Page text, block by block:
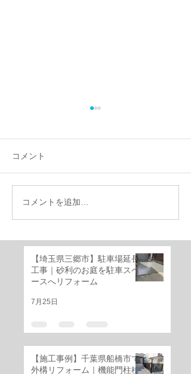
LIXIL リフォーム 応援フ
ェア開催のご案内
コメント
コメントを追加…
【埼玉県三郷市】駐車場延長
工事｜砂利のお庭を駐車スペ
ースへリフォーム
7月25日
【施工事例】千葉県船橋市で
外構リフォーム｜機能門柱移